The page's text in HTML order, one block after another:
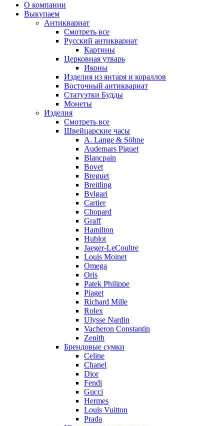
О компании
Выкупаем
Антиквариат
Смотреть все
Русский антиквариат
Картины
Церковная утварь
Иконы
Изделия из янтаря и кораллов
Восточный антиквариат
Статуэтки Будды
Монеты
Изделия
Смотреть все
Швейцарские часы
A. Lange & Söhne
Audemars Piguet
Blancpain
Bovet
Breguet
Breitling
Bvlgari
Cartier
Chopard
Graff
Hamilton
Hublot
Jaeger-LeCoultre
Louis Moinet
Omega
Oris
Patek Philippe
Piaget
Richard Mille
Rolex
Ulysse Nardin
Vacheron Constantin
Zenith
Брендовые сумки
Celine
Chanel
Dior
Fendi
Gucci
Hermes
Louis Vuitton
Prada